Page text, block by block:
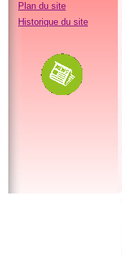
Plan du site
Historique du site